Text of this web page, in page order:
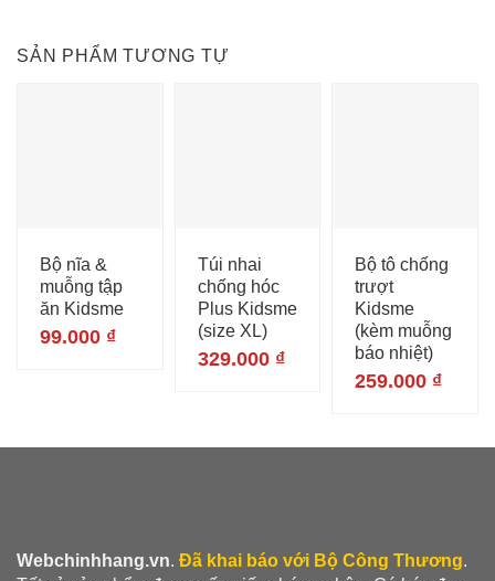
SẢN PHẨM TƯƠNG TỰ
Bộ nĩa &
muỗng tập
ăn Kidsme
99.000 ₫
Túi nhai
chống hóc
Plus Kidsme
(size XL)
329.000 ₫
Bộ tô chống
trượt
Kidsme
(kèm muỗng
báo nhiệt)
259.000 ₫
Webchinhhang.vn. Đã khai báo với Bộ Công Thương.